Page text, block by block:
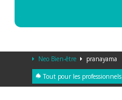
Neo Bien-être pranayama
Tout pour les professionnels